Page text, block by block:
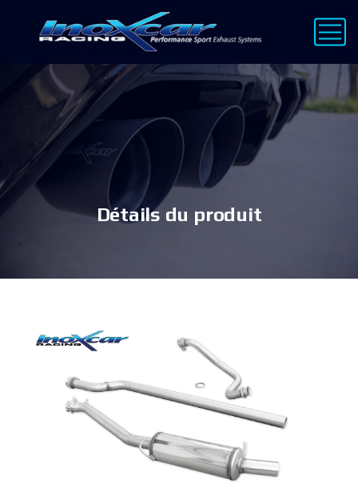
Détails du produit